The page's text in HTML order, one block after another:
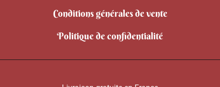
Conditions générales de vente
Politique de confidentialité